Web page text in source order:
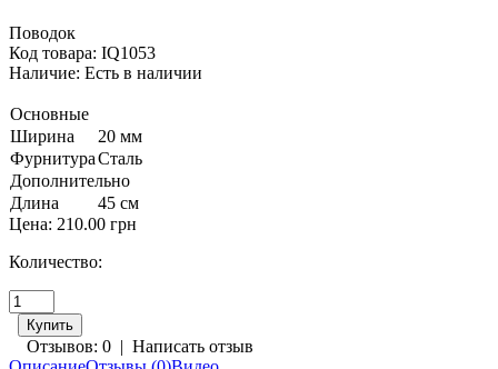
Поводок
Код товара: IQ1053
Наличие: Есть в наличии
Основные
Ширина
20 мм
ФурнитураСталь
Дополнительно
Длина
45 см
Цена: 210.00 грн
Количество:
Отзывов: 0 | Написать отзыв